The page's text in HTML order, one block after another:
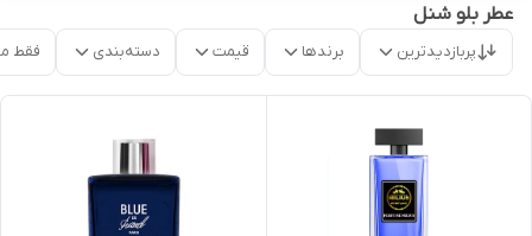
عطر بلو شنل
پربازدیدترین برندها قیمت دسته‌بندی فقط